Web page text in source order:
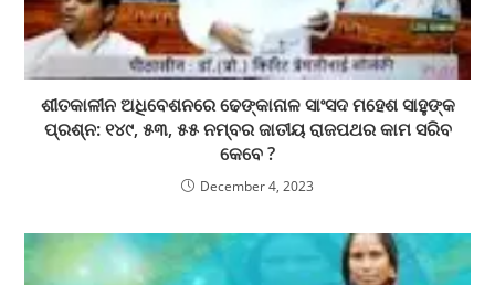
ଶୀତକାଳୀନ ଅଧିବେଶନରେ ଢେଙ୍କାନାଳ ସାଂସଦ ମହେଶ ସାହୁଙ୍କ
ପ୍ରଶ୍ନ: ୧୪୯, ୫୩, ୫୫ ନମ୍ବର ଜାତୀୟ ରାଜପଥର କାମ ସରିବ
କେବେ ?
December 4, 2023